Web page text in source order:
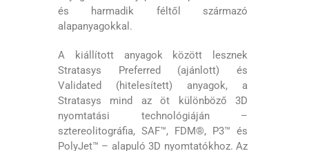
és harmadik féltől származó
alapanyagokkal.
A kiállított anyagok között lesznek
Stratasys Preferred (ajánlott) és
Validated (hitelesített) anyagok, a
Stratasys mind az öt különböző 3D
nyomtatási technológiáján –
sztereolitográfia, SAF™, FDM®, P3™ és
PolyJet™ – alapuló 3D nyomtatókhoz. Az